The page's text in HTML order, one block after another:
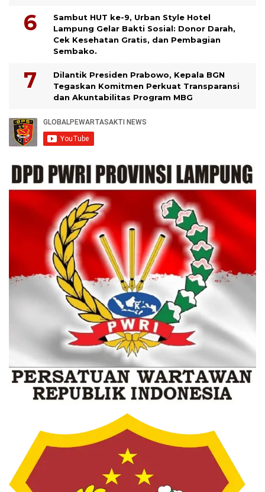
Sambut HUT ke-9, Urban Style Hotel
Lampung Gelar Bakti Sosial: Donor Darah,
Cek Kesehatan Gratis, dan Pembagian
Sembako.
Dilantik Presiden Prabowo, Kepala BGN
Tegaskan Komitmen Perkuat Transparansi
dan Akuntabilitas Program MBG